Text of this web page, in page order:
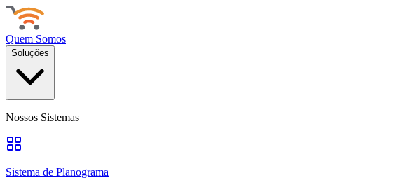
Quem Somos
Soluções
Nossos Sistemas
Sistema de Planograma